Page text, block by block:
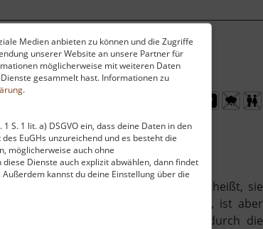
Medien anbieten zu können und die Zugriffe
unserer Website an unsere Partner für
möglicherweise mit weiteren Daten
gesammelt hast. Informationen zu
.
S. 1 lit. a) DSGVO ein, dass deine Daten in den
EuGHs unzureichend und es besteht die
möglicherweise auch ohne
Dienste auch explizit abwählen, dann findet
kannst du deine Einstellung über die
Häuser noch einmal in Klein. Das heißt, sie
baute man noch mit Sperrholz, ist aber
ist. Das erste Gebäude entstand durch die